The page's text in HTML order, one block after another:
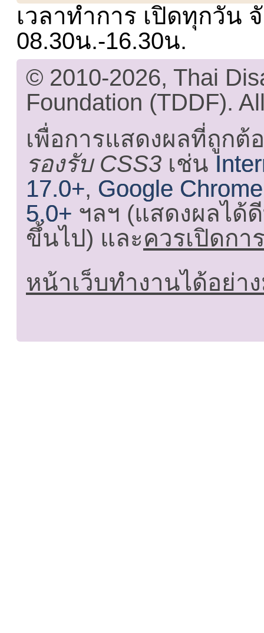
เวลาทำการ เปิดทุกวัน
08.30น.-16.30น.
© 2010-2026, Thai
Foundation (TDDF).
เพื่อการแสดงผลที่ถูกต้
รองรับ CSS3 เช่น
17.0+, Google
5.0+ ฯลฯ (แสดงผลได้
ขึ้นไป) และควรเปิดกา
หน้าเว็บทำงานได้อย่า